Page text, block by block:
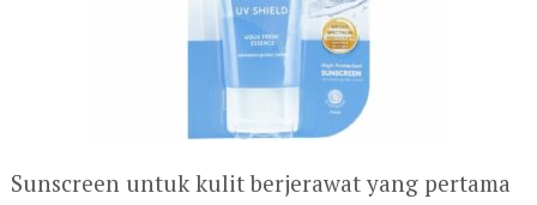
Sunscreen untuk kulit berjerawat yang pertama